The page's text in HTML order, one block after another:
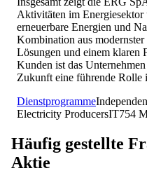
Aktivitäten im Energiesektor
erneuerbare Energien und
Kombination aus
Lösungen und einem klaren
Kunden ist das
Zukunft eine führende Rolle
Dienstprogramme
Electricity ProducersIT754
Häufig gestellte
Aktie